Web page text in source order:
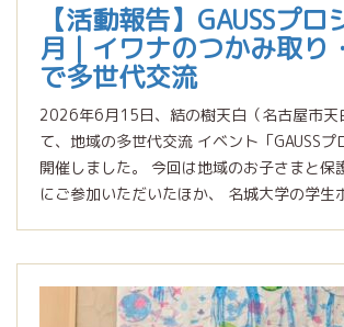
【活動報告】GAUSSプ
月｜イワナのつかみ取り
で多世代交流
2026年6月15日、結の樹天白（名古屋市天
て、地域の多世代交流 イベント「GAUSSプ
開催しました。 今回は地域のお子さまと保
にご参加いただいたほか、 名城大学の学